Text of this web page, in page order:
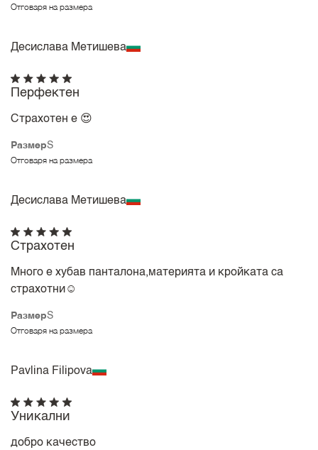
Отговаря на размера
Десислава Метишева
РазмерS
Отговаря на размера
Перфектен
Страхотен е 😍
Десислава Метишева
РазмерS
Отговаря на размера
Страхотен
Много е хубав панталона,материята и кройката са
страхотни☺️
Pavlina Filipova
Уникални
добро качество